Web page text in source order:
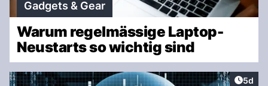
Gadgets & Gear
Warum regelmässige Laptop-
Neustarts so wichtig sind
5d